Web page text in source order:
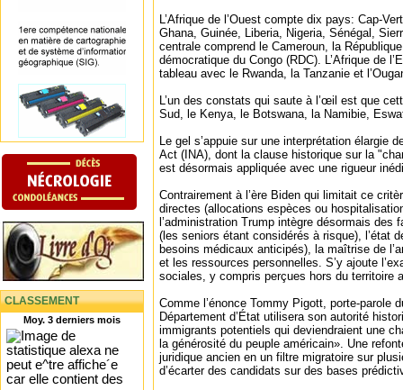
CLASSEMENT
Moy. 3 derniers mois
L’Afrique de l’Ouest compte dix pays: Cap-
Ghana, Guinée, Liberia, Nigeria, Sénégal,
centrale comprend le Cameroun, la
démocratique du Congo (RDC). L’Afrique de
tableau avec le Rwanda, la Tanzanie et
L’un des constats qui saute à l’œil est que
Sud, le Kenya, le Botswana, la Namibie,
Le gel s’appuie sur une interprétation élargie
Act (INA), dont la clause historique sur la
est désormais appliquée avec une rigueur
Contrairement à l’ère Biden qui limitait ce
directes (allocations espèces ou
l’administration Trump intègre désormais des
(les seniors étant considérés à risque), l’état
besoins médicaux anticipés), la maîtrise de
et les ressources personnelles. S’y ajoute
sociales, y compris perçues hors du territoire
Comme l’énonce Tommy Pigott, porte-parole
Département d’État utilisera son autorité
immigrants potentiels qui deviendraient une
la générosité du peuple américain». Une
juridique ancien en un filtre migratoire sur
d’écarter des candidats sur des bases